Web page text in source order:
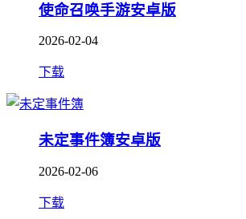
使命召唤手游安卓版
2026-02-04
下载
未定事件簿安卓版
2026-02-06
下载